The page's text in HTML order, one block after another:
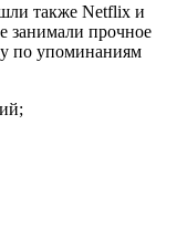
также Netflix и
занимали прочное
по упоминаниям